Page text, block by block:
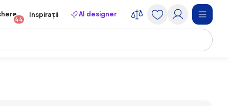
44
Inspirații AI designer